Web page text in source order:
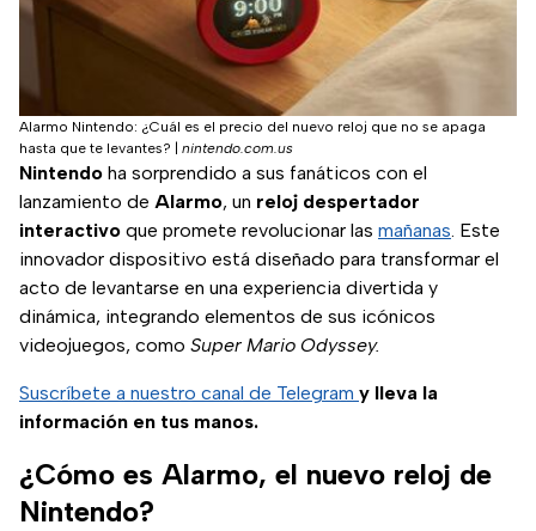
Alarmo Nintendo: ¿Cuál es el precio del nuevo reloj que no se apaga
hasta que te levantes?
nintendo.com.us
Nintendo ha sorprendido a sus fanáticos con el
lanzamiento de Alarmo, un reloj despertador
interactivo que promete revolucionar las mañanas. Este
innovador dispositivo está diseñado para transformar el
acto de levantarse en una experiencia divertida y
dinámica, integrando elementos de sus icónicos
videojuegos, como Super Mario Odyssey.
Suscríbete a nuestro canal de Telegram y lleva la
información en tus manos.
¿Cómo es Alarmo, el nuevo reloj de
Nintendo?